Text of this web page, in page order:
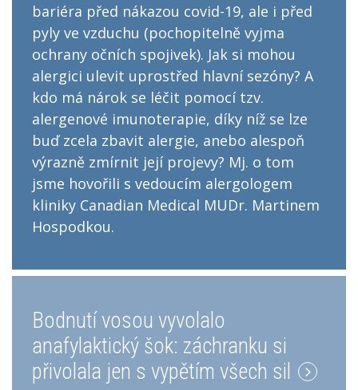
bariéra před nákazou covid-19, ale i před
pyly ve vzduchu (pochopitelně vyjma
ochrany očních spojivek). Jak si mohou
alergici ulevit uprostřed hlavní sezóny? A
kdo má nárok se léčit pomocí tzv.
alergenové imunoterapie, díky níž se lze
buď zcela zbavit alergie, anebo alespoň
výrazně zmírnit její projevy? Mj. o tom
jsme hovořili s vedoucím alergologem
kliniky Canadian Medical MUDr. Martinem
Hospodkou.
Bodnutí vosou vyvolalo
anafylaktický šok: záchranku si
přivolala jen s vypětím všech sil